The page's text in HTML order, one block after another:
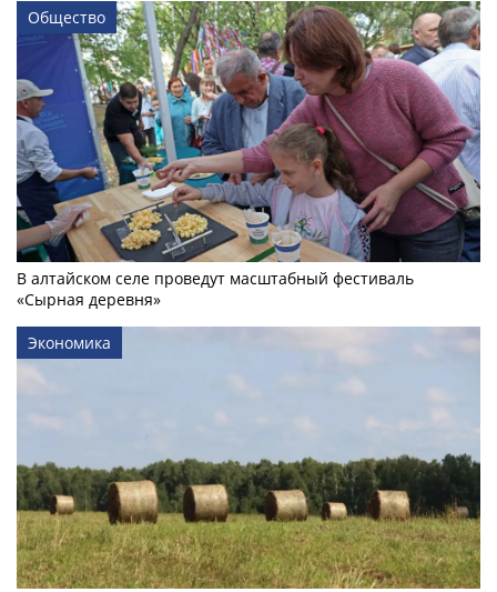
Общество
В алтайском селе проведут масштабный фестиваль
«Сырная деревня»
Экономика